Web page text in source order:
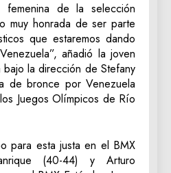
femenina de la selección
muy honrada de ser parte
que estaremos dando
añadió la joven
la dirección de Stefany
de bronce por Venezuela
Juegos Olímpicos de Río
para esta justa en el BMX
(40-44) y Arturo